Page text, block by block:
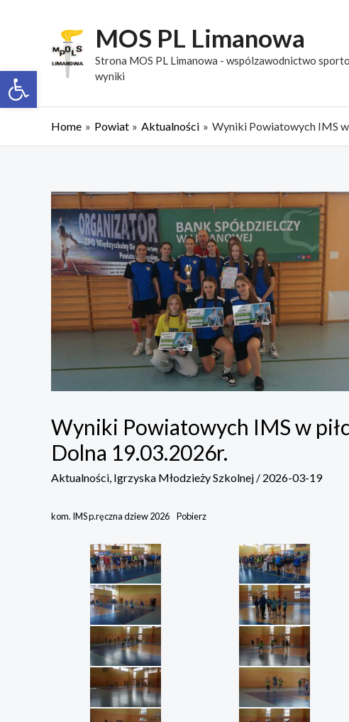
Open toolbar
MOS PL Limanowa
Strona MOS PL Limanowa - wspólzawodnictwo
wyniki
Home Powiat Aktualności Wyniki Powiatowych IMS
Wyniki Powiatowych IMS w
Dolna 19.03.2026r.
Aktualności, Igrzyska Młodzieży Szkolnej / 2026-03-19
kom. IMS p.ręczna dziew 2026 Pobierz